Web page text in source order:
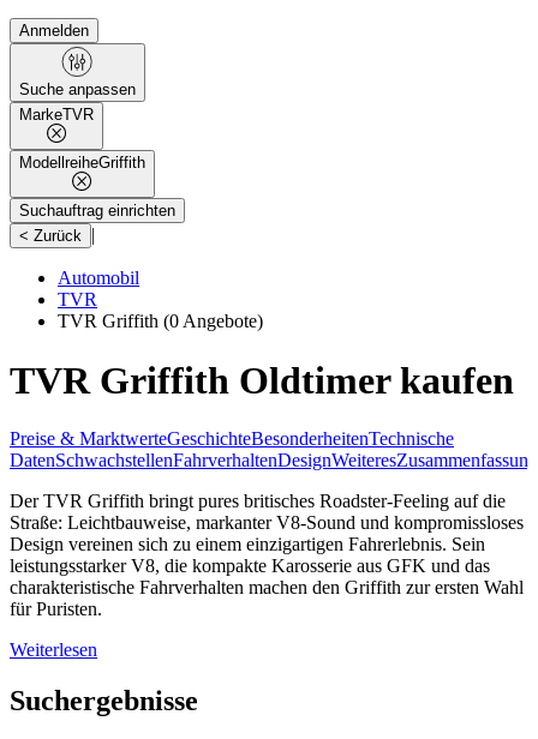
Anmelden
Suche anpassen
MarkeTVR
ModellreiheGriffith
Suchauftrag einrichten
< Zurück |
Automobil
TVR
TVR Griffith (0 Angebote)
TVR Griffith Oldtimer kaufen
Preise & MarktwerteGeschichteBesonderheitenTechnische
DatenSchwachstellenFahrverhaltenDesignWeiteresZusammenfassung
Der TVR Griffith bringt pures britisches Roadster-Feeling auf die
Straße: Leichtbauweise, markanter V8-Sound und kompromissloses
Design vereinen sich zu einem einzigartigen Fahrerlebnis. Sein
leistungsstarker V8, die kompakte Karosserie aus GFK und das
charakteristische Fahrverhalten machen den Griffith zur ersten Wahl
für Puristen.
Weiterlesen
Suchergebnisse